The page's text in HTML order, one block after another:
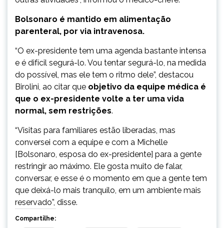
Bolsonaro é mantido em alimentação
parenteral, por via intravenosa.
“O ex-presidente tem uma agenda bastante intensa
e é difícil segurá-lo. Vou tentar segurá-lo, na medida
do possível, mas ele tem o ritmo dele”, destacou
Birolini, ao citar que objetivo da equipe médica é
que o ex-presidente volte a ter uma vida
normal, sem restrições.
“Visitas para familiares estão liberadas, mas
conversei com a equipe e com a Michelle
[Bolsonaro, esposa do ex-presidente] para a gente
restringir ao máximo. Ele gosta muito de falar,
conversar, e esse é o momento em que a gente tem
que deixá-lo mais tranquilo, em um ambiente mais
reservado”, disse.
Compartilhe: